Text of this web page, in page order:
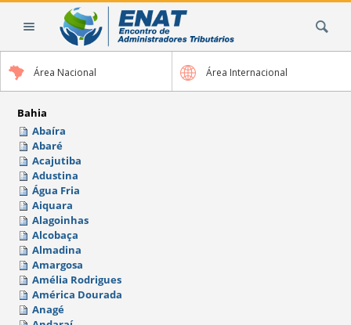
Área Nacional Área Internacional
Bahia
Abaíra
Abaré
Acajutiba
Adustina
Água Fria
Aiquara
Alagoinhas
Alcobaça
Almadina
Amargosa
Amélia Rodrigues
América Dourada
Anagé